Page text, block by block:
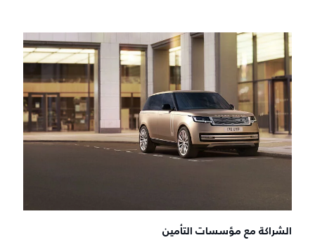
الشراكة مع مؤسسات التأمين